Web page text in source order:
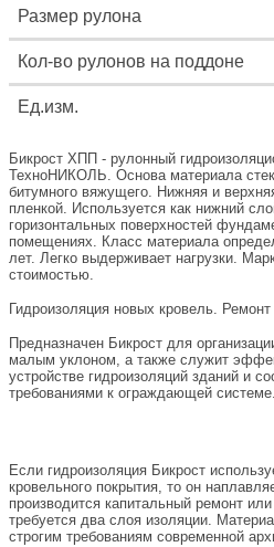
Размер рулона
Кол-во рулонов на поддоне
Ед.изм.
Бикрост ХПП - рулонный
ТехноНИКОЛЬ. Основа материала
битумного вяжущего. Нижняя и
пленкой. Используется как нижний
горизонтальных поверхностей
помещениях. Класс материала
лет. Легко выдерживает нагрузки.
стоимостью.
Гидроизоляция новых кровель.
Предназначен Бикрост для
малым уклоном, а также служит
устройстве гидроизоляций зданий и
требованиями к ограждающей системе.
Если гидроизоляция Бикрост
кровельного покрытия, то он
производится капитальный ремонт
требуется два слоя изоляции.
строгим требованиям современной